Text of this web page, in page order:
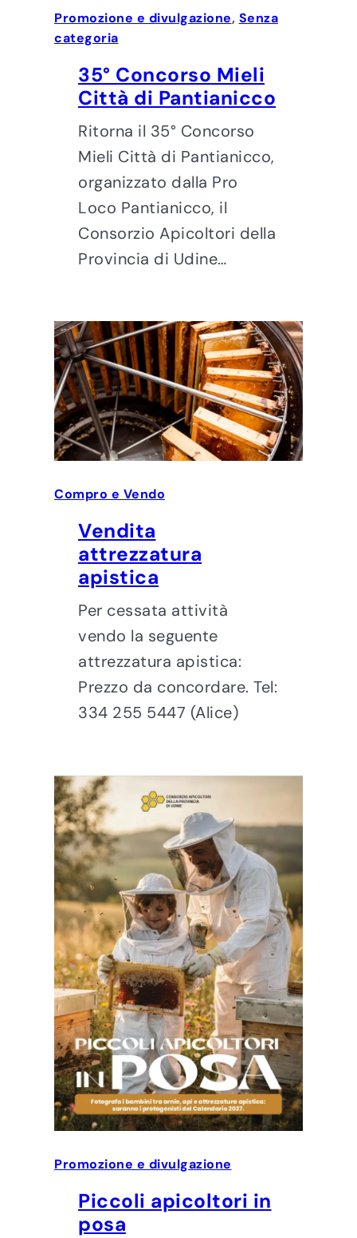
Promozione e divulgazione, Senza
categoria
35° Concorso Mieli
Città di Pantianicco
Ritorna il 35° Concorso
Mieli Città di Pantianicco,
organizzato dalla Pro
Loco Pantianicco, il
Consorzio Apicoltori della
Provincia di Udine…
Compro e Vendo
Vendita
attrezzatura
apistica
Per cessata attività
vendo la seguente
attrezzatura apistica:
Prezzo da concordare. Tel:
334 255 5447 (Alice)
Promozione e divulgazione
Piccoli apicoltori in
posa